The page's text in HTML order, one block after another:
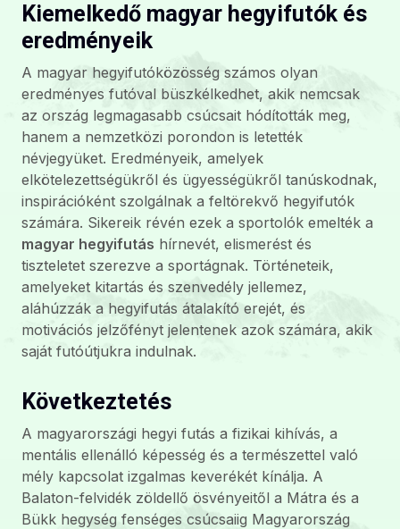
Kiemelkedő magyar hegyifutók és
eredményeik
A magyar hegyifutóközösség számos olyan
eredményes futóval büszkélkedhet, akik nemcsak
az ország legmagasabb csúcsait hódították meg,
hanem a nemzetközi porondon is letették
névjegyüket. Eredményeik, amelyek
elkötelezettségükről és ügyességükről tanúskodnak,
inspirációként szolgálnak a feltörekvő hegyifutók
számára. Sikereik révén ezek a sportolók emelték a
magyar hegyifutás hírnevét, elismerést és
tiszteletet szerezve a sportágnak. Történeteik,
amelyeket kitartás és szenvedély jellemez,
aláhúzzák a hegyifutás átalakító erejét, és
motivációs jelzőfényt jelentenek azok számára, akik
saját futóútjukra indulnak.
Következtetés
A magyarországi hegyi futás a fizikai kihívás, a
mentális ellenálló képesség és a természettel való
mély kapcsolat izgalmas keverékét kínálja. A
Balaton-felvidék zöldellő ösvényeitől a Mátra és a
Bükk hegység fenséges csúcsaiig Magyarország